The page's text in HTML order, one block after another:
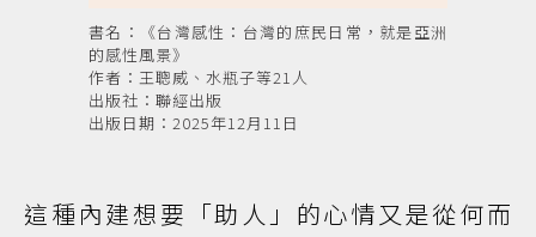
書名：《台灣感性：台灣的庶民日常，就是亞洲
的感性風景》
作者：王聰威、水瓶子等21人
出版社：聯經出版
出版日期：2025年12月11日
這種內建想要「助人」的心情又是從何而